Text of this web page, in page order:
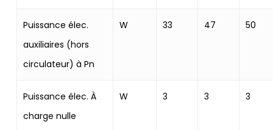
Puissance élec.
auxiliaires (hors
circulateur) à Pn
W 33 47 50
Puissance élec. À
charge nulle
W 3 3 3